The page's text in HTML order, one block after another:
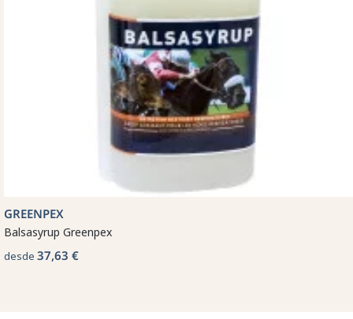
GREENPEX
Balsasyrup Greenpex
desde 37,63 €